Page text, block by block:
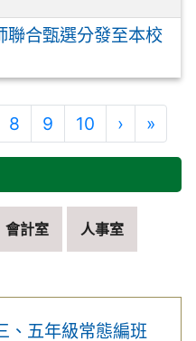
聯合甄選分發至本校
8 9 10 ›下一頁
»最後頁
會計室 人事室
、五年級常態編班